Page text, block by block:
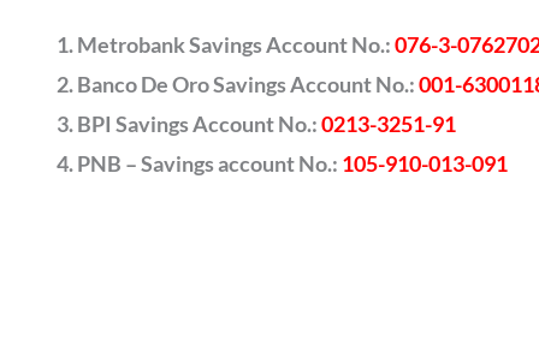
Metrobank Savings Account No.:076-3-
Banco De Oro Savings Account No.:001-
BPI Savings Account No.:0213-3251-91
PNB – Savings account No.: 105-910-013-091